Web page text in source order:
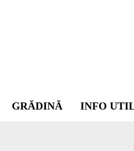
GRĂDINĂ INFO